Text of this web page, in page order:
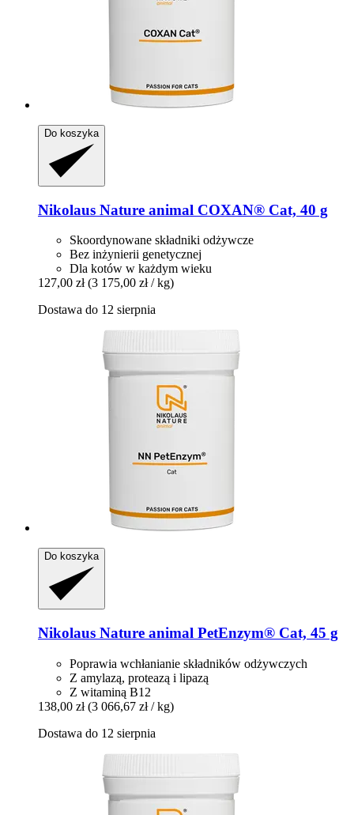
Do koszyka
Nikolaus Nature animal COXAN® Cat, 40 g
Skoordynowane składniki odżywcze
Bez inżynierii genetycznej
Dla kotów w każdym wieku
127,00 zł (3 175,00 zł / kg)
Dostawa do 12 sierpnia
Do koszyka
Nikolaus Nature animal PetEnzym® Cat, 45 g
Poprawia wchłanianie składników odżywczych
Z amylazą, proteazą i lipazą
Z witaminą B12
138,00 zł (3 066,67 zł / kg)
Dostawa do 12 sierpnia